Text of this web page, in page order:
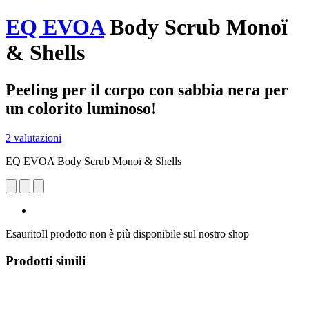
EQ EVOABody Scrub Monoï
& Shells
Peeling per il corpo con sabbia nera per
un colorito luminoso!
2 valutazioni
EQ EVOA Body Scrub Monoï & Shells
EsauritoIl prodotto non è più disponibile sul nostro shop
Prodotti simili